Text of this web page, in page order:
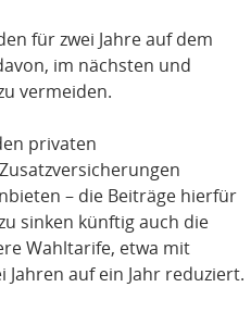
für zwei Jahre auf dem
im nächsten und
vermeiden.
privaten
– die Beiträge hierfür
sinken künftig auch die
Wahltarife, etwa mit
auf ein Jahr reduziert.